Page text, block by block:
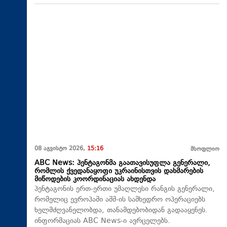
08 აგვისტო 2026, 15:16 მსოფლიო
ABC News: პენტაგონმა გაათავისუფლა გენერალი,
რომლის ქვედანაყოფი უკრაინისთვის დახმარების
მიწოდების კოორდინაციას ახდენდა
პენტაგონის ერთ-ერთი უმაღლესი რანგის გენერალი,
რომელიც ევროპაში აშშ-ის სამხედრო ოპერაციებს
ხელმძღვანელობდა, თანამდებობიდან გადააყენეს.
ინფორმაციას ABC News-ი ავრცელებს.